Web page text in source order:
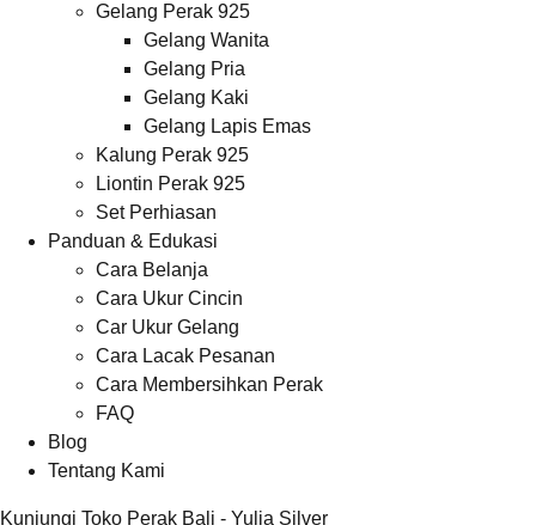
Gelang Perak 925
Gelang Wanita
Gelang Pria
Gelang Kaki
Gelang Lapis Emas
Kalung Perak 925
Liontin Perak 925
Set Perhiasan
Panduan & Edukasi
Cara Belanja
Cara Ukur Cincin
Car Ukur Gelang
Cara Lacak Pesanan
Cara Membersihkan Perak
FAQ
Blog
Tentang Kami
Kunjungi Toko Perak Bali - Yulia Silver